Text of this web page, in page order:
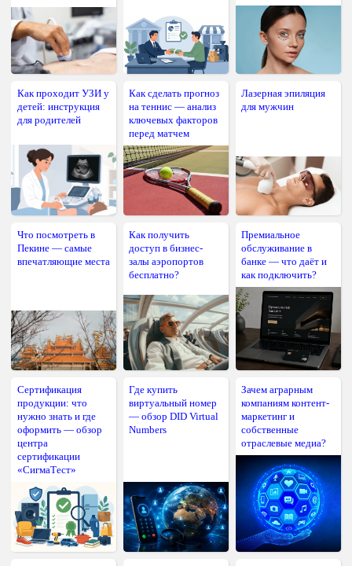
Как проходит УЗИ у
детей: инструкция
для родителей
Как сделать прогноз
на теннис — анализ
ключевых факторов
перед матчем
Лазерная эпиляция
для мужчин
Что посмотреть в
Пекине — самые
впечатляющие места
Как получить
доступ в бизнес-
залы аэропортов
бесплатно?
Премиальное
обслуживание в
банке — что даёт и
как подключить?
Сертификация
продукции: что
нужно знать и где
оформить — обзор
центра
сертификации
«СигмаТест»
Где купить
виртуальный номер
— обзор DID Virtual
Numbers
Зачем аграрным
компаниям контент-
маркетинг и
собственные
отраслевые медиа?